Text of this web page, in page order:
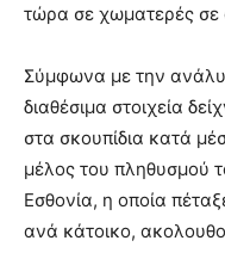
τώρα σε χωματερές σε
Σύμφωνα με την
διαθέσιμα στοιχεία
στα σκουπίδια κατά
μέλος του πληθυσμού
Εσθονία, η οποία
ανά κάτοικο,